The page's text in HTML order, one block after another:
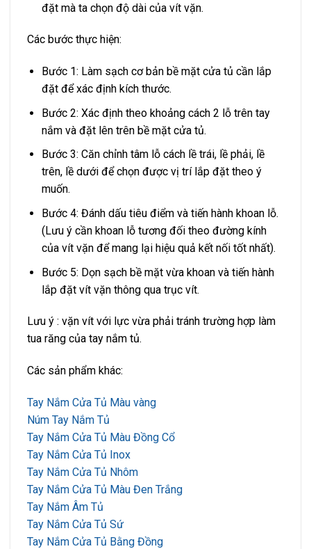
đặt mà ta chọn độ dài của vít vặn.
Các bước thực hiện:
Bước 1: Làm sạch cơ bản bề mặt cửa tủ cần lắp
đặt để xác định kích thước.
Bước 2: Xác định theo khoảng cách 2 lỗ trên tay
nắm và đặt lên trên bề mặt cửa tủ.
Bước 3: Căn chỉnh tâm lỗ cách lề trái, lề phải, lề
trên, lề dưới để chọn được vị trí lắp đặt theo ý
muốn.
Bước 4: Đánh dấu tiêu điểm và tiến hành khoan lỗ.
(Lưu ý cần khoan lỗ tương đối theo đường kính
của vít vặn để mang lại hiệu quả kết nối tốt nhất).
Bước 5: Dọn sạch bề mặt vừa khoan và tiến hành
lắp đặt vít vặn thông qua trục vít.
Lưu ý : vặn vít với lực vừa phải tránh trường hợp làm
tua răng của tay nắm tủ.
Các sản phẩm khác:
Tay Nắm Cửa Tủ Màu vàng
Núm Tay Nắm Tủ
Tay Nắm Cửa Tủ Màu Đồng Cổ
Tay Nắm Cửa Tủ Inox
Tay Nắm Cửa Tủ Nhôm
Tay Nắm Cửa Tủ Màu Đen Trắng
Tay Nắm Âm Tủ
Tay Nắm Cửa Tủ Sứ
Tay Nắm Cửa Tủ Bằng Đồng